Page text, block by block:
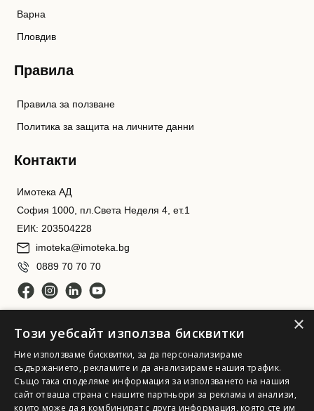
Варна
Пловдив
Правила
Правила за ползване
Политика за защита на личните данни
Контакти
Имотека АД
София 1000, пл.Света Неделя 4, ет.1
ЕИК: 203504228
imoteka@imoteka.bg
0889 70 70 70
Имотека АД. Всички права запазени
×
Този уебсайт използва бисквитки
Ние използваме бисквитки, за да персонализираме
съдържанието, рекламите и да анализираме нашия трафик.
Също така споделяме информация за използването на нашия
сайт от ваша страна с нашите партньори за реклама и анализи,
които може да я комбинират с друга информация, която сте им